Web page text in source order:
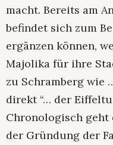
macht. Bereits am
befindet sich zum
ergänzen können,
Majolika für ihre
zu Schramberg wie
direkt “… der
Chronologisch geht
der Gründung der